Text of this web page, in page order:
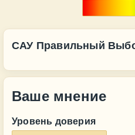
САУ Правильный
Ваше мнение
Уровень доверия